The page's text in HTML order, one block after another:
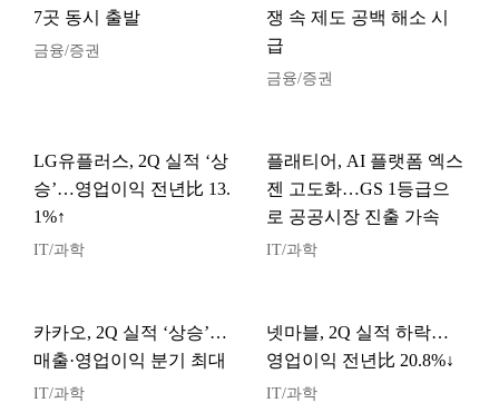
7곳 동시 출발
금융/증권
쟁 속 제도 공백 해소 시
급
금융/증권
LG유플러스, 2Q 실적 ‘상
승’…영업이익 전년比 13.
1%↑
IT/과학
플래티어, AI 플랫폼 엑스
젠 고도화…GS 1등급으
로 공공시장 진출 가속
IT/과학
카카오, 2Q 실적 ‘상승’…
매출·영업이익 분기 최대
IT/과학
넷마블, 2Q 실적 하락…
영업이익 전년比 20.8%↓
IT/과학